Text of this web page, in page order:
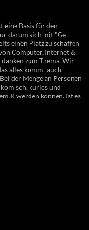
eine Basis für den
darum sich mit "Ge-
einen Platz zu schaffen
Computer, Internet &
zum Thema. Wir
alles kommt auch
der Menge an Personen
kurios und
K werden können. Ist es